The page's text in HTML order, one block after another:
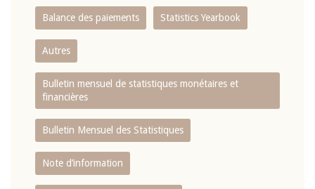
Balance des paiements Statistics Yearbook
Autres
Bulletin mensuel de statistiques monétaires et
financières
Bulletin Mensuel des Statistiques
Note d’information